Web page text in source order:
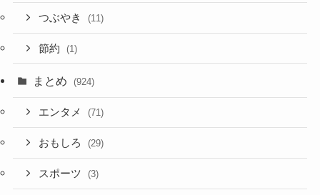
つぶやき (11)
節約 (1)
まとめ (924)
エンタメ (71)
おもしろ (29)
スポーツ (3)